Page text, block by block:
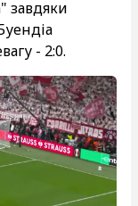
завдяки
- 2:0.